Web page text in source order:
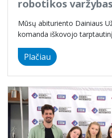
robotikos
Mūsų abituriento Dainiaus
komanda iškovojo
Plačiau